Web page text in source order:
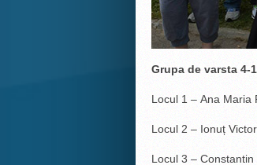
Grupa de varsta 4-
Locul 1 – Ana Maria
Locul 2 – Ionuț
Locul 3 –